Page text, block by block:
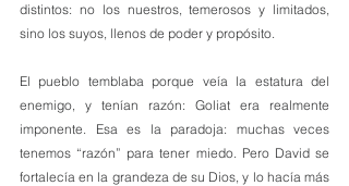
distintos: no los nuestros, temerosos y limitados,
sino los suyos, llenos de poder y propósito.
El pueblo temblaba porque veía la estatura del
enemigo, y tenían razón: Goliat era realmente
imponente. Esa es la paradoja: muchas veces
tenemos “razón” para tener miedo. Pero David se
fortalecía en la grandeza de su Dios, y lo hacía más